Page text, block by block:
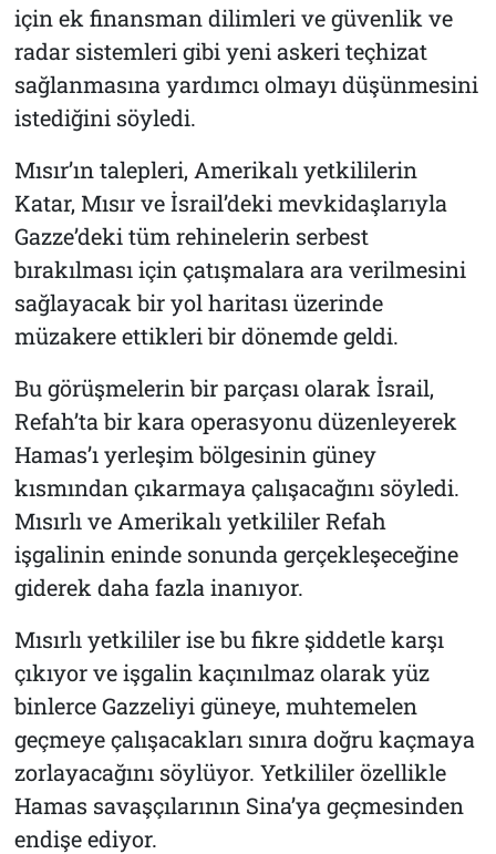
için ek finansman dilimleri ve güvenlik ve
radar sistemleri gibi yeni askeri teçhizat
sağlanmasına yardımcı olmayı düşünmesini
istediğini söyledi.
Mısır’ın talepleri, Amerikalı yetkililerin
Katar, Mısır ve İsrail’deki mevkidaşlarıyla
Gazze’deki tüm rehinelerin serbest
bırakılması için çatışmalara ara verilmesini
sağlayacak bir yol haritası üzerinde
müzakere ettikleri bir dönemde geldi.
Bu görüşmelerin bir parçası olarak İsrail,
Refah’ta bir kara operasyonu düzenleyerek
Hamas’ı yerleşim bölgesinin güney
kısmından çıkarmaya çalışacağını söyledi.
Mısırlı ve Amerikalı yetkililer Refah
işgalinin eninde sonunda gerçekleşeceğine
giderek daha fazla inanıyor.
Mısırlı yetkililer ise bu fikre şiddetle karşı
çıkıyor ve işgalin kaçınılmaz olarak yüz
binlerce Gazzeliyi güneye, muhtemelen
geçmeye çalışacakları sınıra doğru kaçmaya
zorlayacağını söylüyor. Yetkililer özellikle
Hamas savaşçılarının Sina’ya geçmesinden
endişe ediyor.